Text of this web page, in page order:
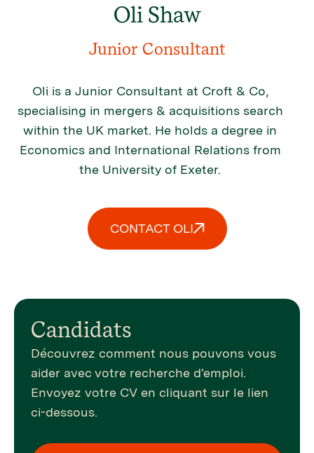
Oli Shaw
Junior Consultant
Oli is a Junior Consultant at Croft & Co,
specialising in mergers & acquisitions search
within the UK market. He holds a degree in
Economics and International Relations from
the University of Exeter.
CONTACT OLI
Candidats
Découvrez comment nous pouvons vous
aider avec votre recherche d'emploi.
Envoyez votre CV en cliquant sur le lien
ci-dessous.